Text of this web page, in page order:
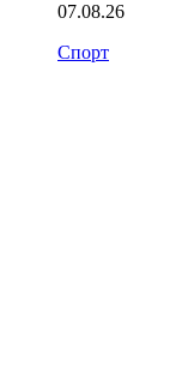
07.08.26
Спорт